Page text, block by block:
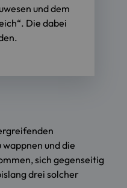
und dem
Die dabei
und die
sich gegenseitig
drei solcher